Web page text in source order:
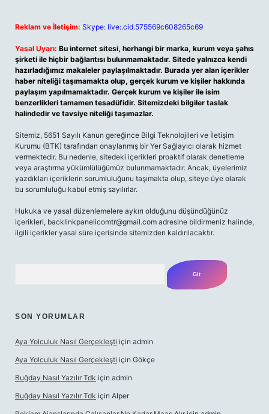
Reklam ve İletişim: Skype: live:.cid.575569c608265c69
Yasal Uyarı: Bu internet sitesi, herhangi bir marka, kurum veya şahıs
şirketi ile hiçbir bağlantısı bulunmamaktadır. Sitede yalnızca kendi
hazırladığımız makaleler paylaşılmaktadır. Burada yer alan içerikler
haber niteliği taşımamakta olup, gerçek kurum ve kişiler hakkında
paylaşım yapılmamaktadır. Gerçek kurum ve kişiler ile isim
benzerlikleri tamamen tesadüfidir. Sitemizdeki bilgiler taslak
halindedir ve tavsiye niteliği taşımazlar.
Sitemiz, 5651 Sayılı Kanun gereğince Bilgi Teknolojileri ve İletişim
Kurumu (BTK) tarafından onaylanmış bir Yer Sağlayıcı olarak hizmet
vermektedir. Bu nedenle, sitedeki içerikleri proaktif olarak denetleme
veya araştırma yükümlülüğümüz bulunmamaktadır. Ancak, üyelerimiz
yazdıkları içeriklerin sorumluluğunu taşımakta olup, siteye üye olarak
bu sorumluluğu kabul etmiş sayılırlar.
Hukuka ve yasal düzenlemelere aykırı olduğunu düşündüğünüz
içerikleri, backlinkpanelicomtr@gmail.com adresine bildirmeniz halinde,
ilgili içerikler yasal süre içerisinde sitemizden kaldırılacaktır.
SON YORUMLAR
Aya Yolculuk Nasıl Gerçekleşti için admin
Aya Yolculuk Nasıl Gerçekleşti için Gökçe
Buğday Nasıl Yazılır Tdk için admin
Buğday Nasıl Yazılır Tdk için Alper